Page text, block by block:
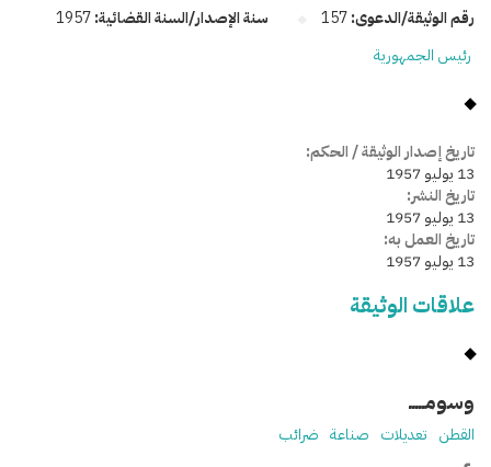
رقم الوثيقة/الدعوى:157 سنة الإصدار/السنة القضائية:1957
رئيس الجمهورية
تاريخ إصدار الوثيقة / الحكم:
13 يوليو 1957
تاريخ النشر:
13 يوليو 1957
تاريخ العمل به:
13 يوليو 1957
علاقات الوثيقة
وسومـــــ
القطن تعديلات صناعة ضرائب